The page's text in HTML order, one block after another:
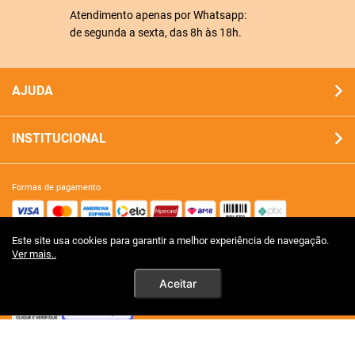
Este site usa cookies para garantir a melhor experiência de navegação.
Ver mais..
Aceitar
Atendimento apenas por Whatsapp:
de segunda a sexta, das 8h às 18h.
AJUDA
INSTITUCIONAL
formas de pagamento
site 100% seguro